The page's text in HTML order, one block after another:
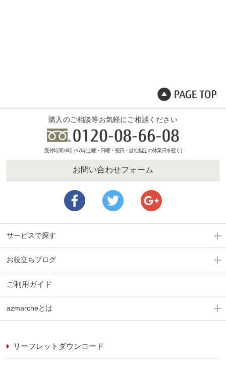
購入のご相談等お気軽にご相談ください
受付時間 9時 ~17時(土曜・日曜・祝日・当社指定の休業日を覗く)
お問い合わせフォーム
サービスで探す
お役立ちブログ
ご利用ガイド
azmarcheとは
リーフレットダウンロード